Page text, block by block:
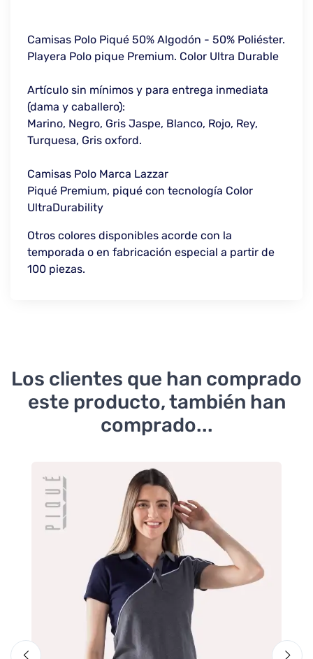
Camisas Polo Piqué 50% Algodón - 50% Poliéster.
Playera Polo pique Premium. Color Ultra Durable
Artículo sin mínimos y para entrega inmediata
(dama y caballero):
Marino, Negro, Gris Jaspe, Blanco, Rojo, Rey,
Turquesa, Gris oxford.
Camisas Polo Marca Lazzar
Piqué Premium, piqué con tecnología Color
UltraDurability
Otros colores disponibles acorde con la
temporada o en fabricación especial a partir de
100 piezas.
Los clientes que han comprado
este producto, también han
comprado...